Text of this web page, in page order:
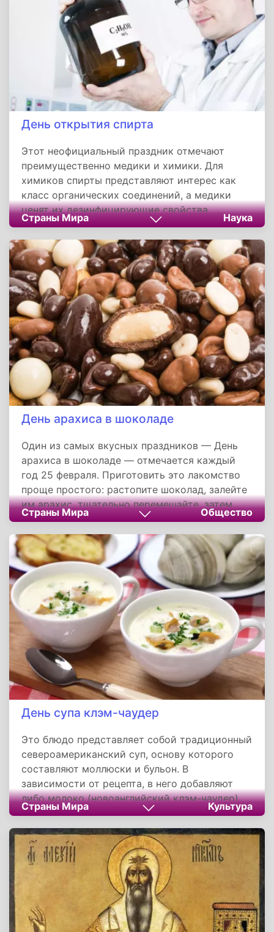
День открытия спирта
Этот неофициальный праздник отмечают
преимущественно медики и химики. Для
химиков спирты представляют интерес как
класс органических соединений, а медики
ценят их дезинфицирующие свойства,
которые значительно продвинули
медицинскую науку. Кроме того, многие
лекарства изготавливаются на спиртовой
основе.
Страны Мира Наука
День арахиса в шоколаде
Один из самых вкусных праздников — День
арахиса в шоколаде — отмечается каждый
год 25 февраля. Приготовить это лакомство
проще простого: растопите шоколад, залейте
им арахис, тщательно перемешайте, затем
выложите смесь ложкой на пекарскую бумагу
или фольгу, дайте застыть — и
наслаждайтесь!
Страны Мира Общество
День супа клэм-чаудер
Это блюдо представляет собой традиционный
североамериканский суп, основу которого
составляют моллюски и бульон. В
зависимости от рецепта, в него добавляют
либо молоко (новоанглийский клэм-чаудер),
либо томаты (манхэттенский клэм-чаудер).
Основные ингредиенты включают картофель,
лук и иногда сельдерей. Другие овощи
используются редко, хотя морковь может
быть добавлена для придания цвета. Для
аромата в суп иногда кладут петрушку и
лавровый лист.
Страны Мира Культура